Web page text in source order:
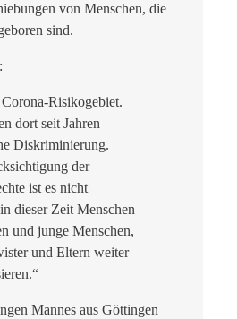
von Menschen, die
sind.
Corona-Risikogebiet.
dort seit Jahren
Diskriminierung.
der
ist es nicht
dieser Zeit Menschen
und junge Menschen,
und Eltern weiter
Mannes aus Göttingen